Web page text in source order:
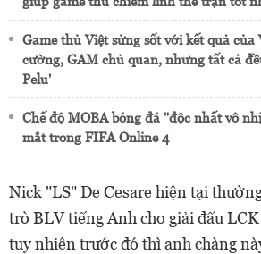
Game thủ Việt sửng sốt với kết quả của
cường, GAM chủ quan, nhưng tất cả
Pelu'
Chế độ MOBA bóng đá "độc nhất vô
mắt trong FIFA Online 4
Nick "LS" De Cesare hiện tại
trò BLV tiếng Anh cho giải đấu
tuy nhiên trước đó thì anh chàng